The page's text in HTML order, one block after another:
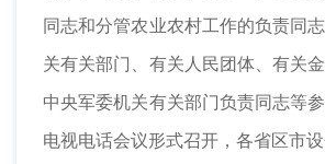
同志和分管农业农村工作的负责同
关有关部门、有关人民团体、有关金
中央军委机关有关部门负责同志等
电视电话会议形式召开，各省区市设